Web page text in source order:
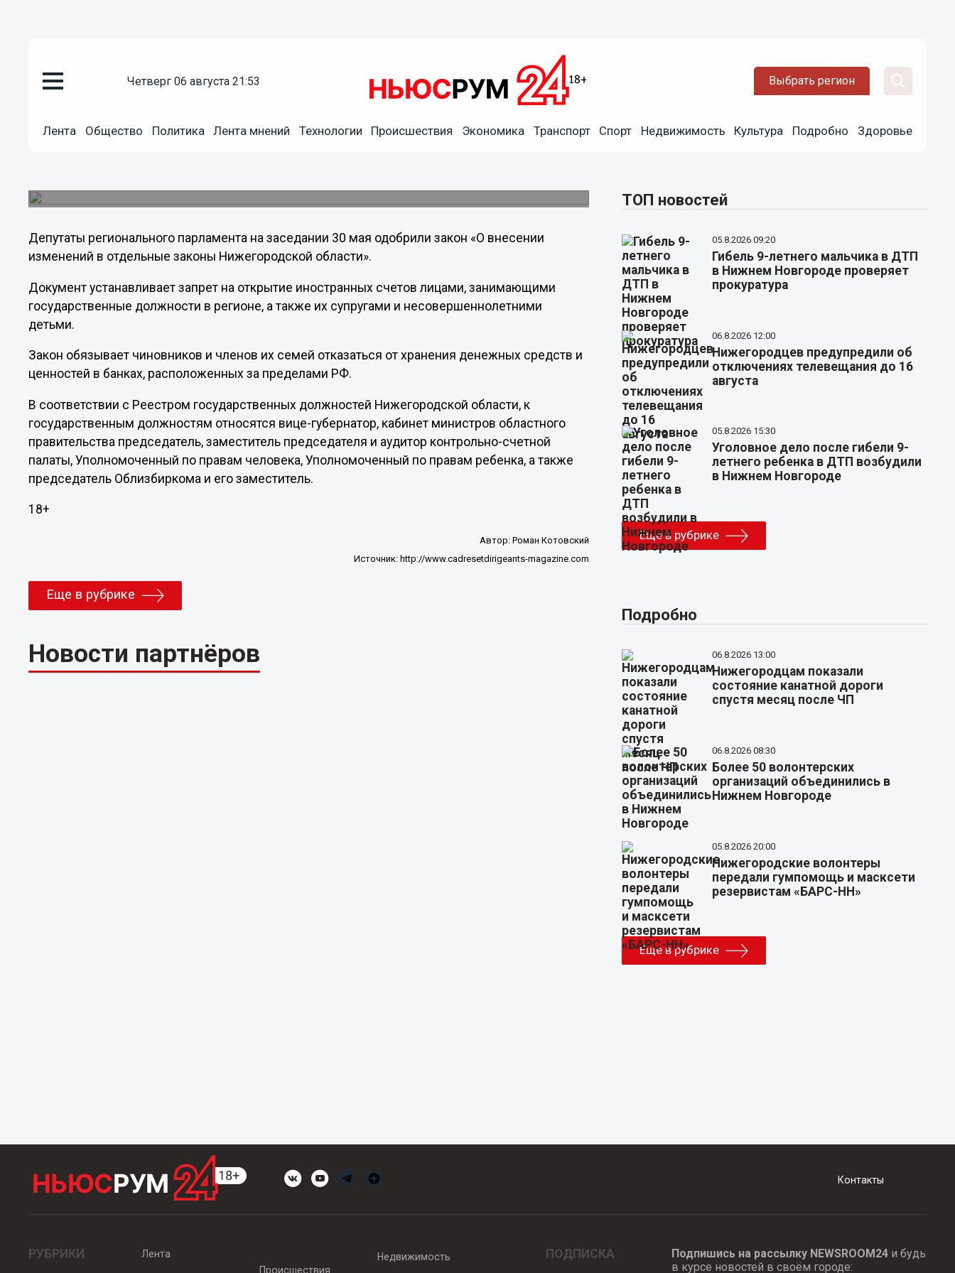
четверг 06 августа 21:53 Выбрать регион
Лента Общество Политика Лента мнений Технологии Происшествия Экономика Транспорт Спорт Недвижимость Культура Подробно Здоровье
Нижегородских чиновников и членов их семей обязали
Депутаты регионального парламента на заседании 30 мая одобрили закон «О внесении
изменений в отдельные законы Нижегородской области».
Документ устанавливает запрет на открытие иностранных счетов лицами, занимающими
государственные должности в регионе, а также их супругами и несовершеннолетними
детьми.
Закон обязывает чиновников и членов их семей отказаться от хранения денежных средств и
ценностей в банках, расположенных за пределами РФ.
В соответствии с Реестром государственных должностей Нижегородской области, к
государственным должностям относятся вице-губернатор, кабинет министров областного
правительства председатель, заместитель председателя и аудитор контрольно-счетной
палаты, Уполномоченный по правам человека, Уполномоченный по правам ребенка, а также
председатель Облизбиркома и его заместитель.
18+
Автор: Роман Котовский
Источник: http://www.cadresetdirigeants-magazine.com
Еще в рубрике
Новости партнёров
ТОП новостей
05.8.2026 09:20
Гибель 9-летнего мальчика в ДТП
в Нижнем Новгороде проверяет
прокуратура
06.8.2026 12:00
Нижегородцев предупредили об
отключениях телевещания до 16
августа
05.8.2026 15:30
Уголовное дело после гибели 9-
летнего ребенка в ДТП возбудили
в Нижнем Новгороде
Еще в рубрике
Подробно
06.8.2026 13:00
Нижегородцам показали
состояние канатной дороги
спустя месяц после ЧП
06.8.2026 08:30
Более 50 волонтерских
организаций объединились в
Нижнем Новгороде
05.8.2026 20:00
Нижегородские волонтеры
передали гумпомощь и масксети
резервистам «БАРС-НН»
Еще в рубрике
Контакты
РУБРИКИ
Лента
Происшествия
Недвижимость ПОДПИСКА Подпишись на рассылку NEWSROOM24и будь
в курсе новостей в своём городе: